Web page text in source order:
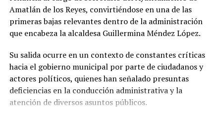
veracruzanas ligadas al sector azucarero.
Amatlán de los Reyes, convirtiéndose en una de las
primeras bajas relevantes dentro de la administración
que encabeza la alcaldesa Guillermina Méndez López.
Su salida ocurre en un contexto de constantes críticas
hacia el gobierno municipal por parte de ciudadanos y
actores políticos, quienes han señalado presuntas
deficiencias en la conducción administrativa y la
atención de diversos asuntos públicos.